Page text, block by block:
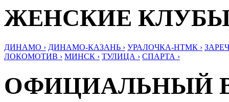
ЖЕНСКИЕ
ДИНАМО › ДИНАМО-КАЗАНЬ › УРАЛОЧКА-НТМК ›
ЛОКОМОТИВ › МИНСК › ТУЛИЦА › СПАРТА ›
ОФИЦИАЛЬНЫЙ